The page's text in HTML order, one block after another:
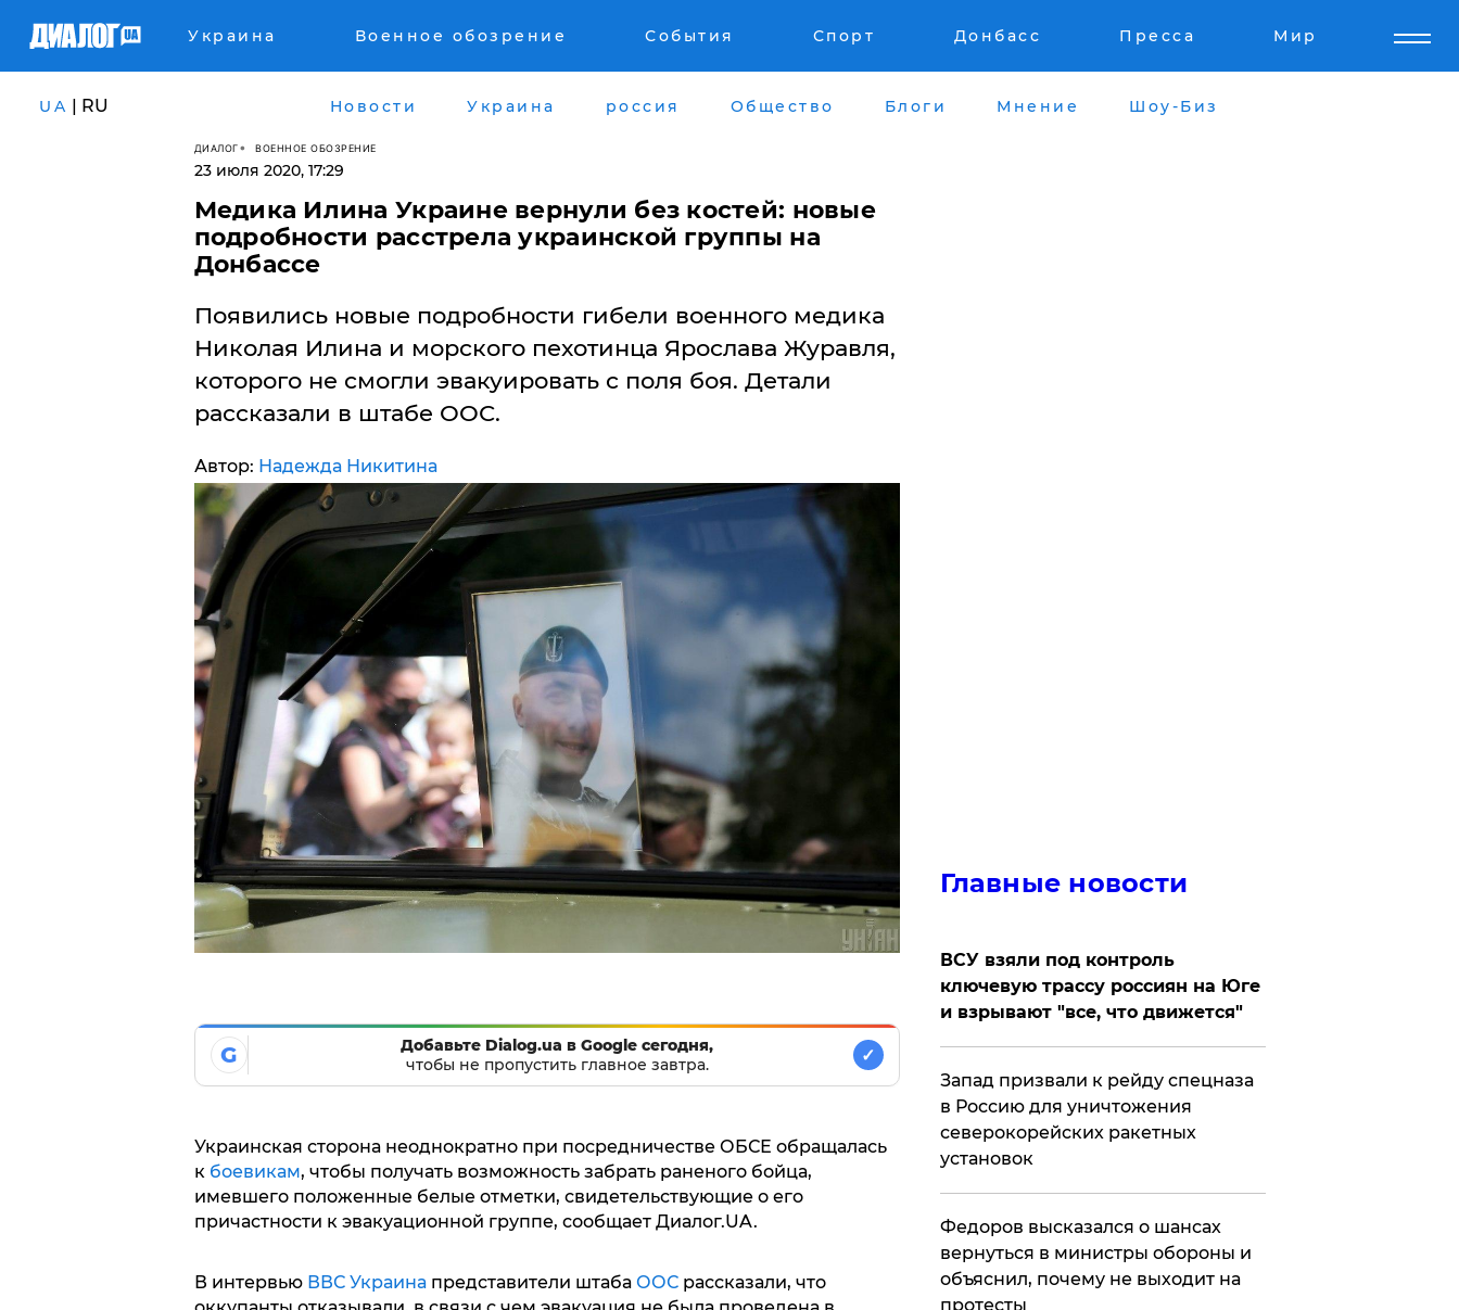
Украина Военное обозрение События Спорт Донбасс Пресса Мир
UA | RU Новости Украина россия Общество Блоги Мнение Шоу-Биз
ДИАЛОГ ВОЕННОЕ ОБОЗРЕНИЕ
23 июля 2020, 17:29
Медика Илина Украине вернули без костей: новые
подробности расстрела украинской группы на
Донбассе
Появились новые подробности гибели военного медика
Николая Илина и морского пехотинца Ярослава Журавля,
которого не смогли эвакуировать с поля боя. Детали
рассказали в штабе ООС.
Автор: Надежда Никитина
G
Добавьте Dialog.ua в Google сегодня,
чтобы не пропустить главное завтра.
✓
Украинская сторона неоднократно при посредничестве ОБСЕ обращалась
к боевикам, чтобы получать возможность забрать раненого бойца,
имевшего положенные белые отметки, свидетельствующие о его
причастности к эвакуационной группе, сообщает Диалог.UA.
В интервьюВВС Украинапредставители штаба ООСрассказали, что
Главные новости
ВСУ взяли под контроль
ключевую трассу россиян на Юге
и взрывают "все, что движется"
Запад призвали к рейду спецназа
в Россию для уничтожения
северокорейских ракетных
установок
Федоров высказался о шансах
вернуться в министры обороны и
объяснил, почему не выходит на
протесты